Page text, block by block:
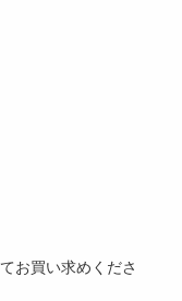
お買い求めくださ